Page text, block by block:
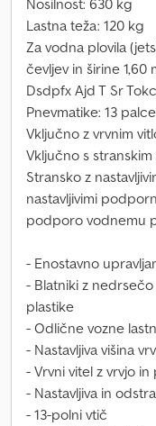
Nosilnost: 630 kg
Lastna teža: 120 kg
Za vodna plovila
čevljev in širine 1,60
Dsdpfx Ajd T Sr
Pnevmatike: 13
Vključno z vrvnim
Vključno s
Stransko z
nastavljivimi
podporo vodnemu
- Enostavno
- Blatniki z
plastike
- Odlične vozne
- Nastavljiva višina
- Vrvni vitel z vrvjo in
- Nastavljiva in
- 13-polni vtič